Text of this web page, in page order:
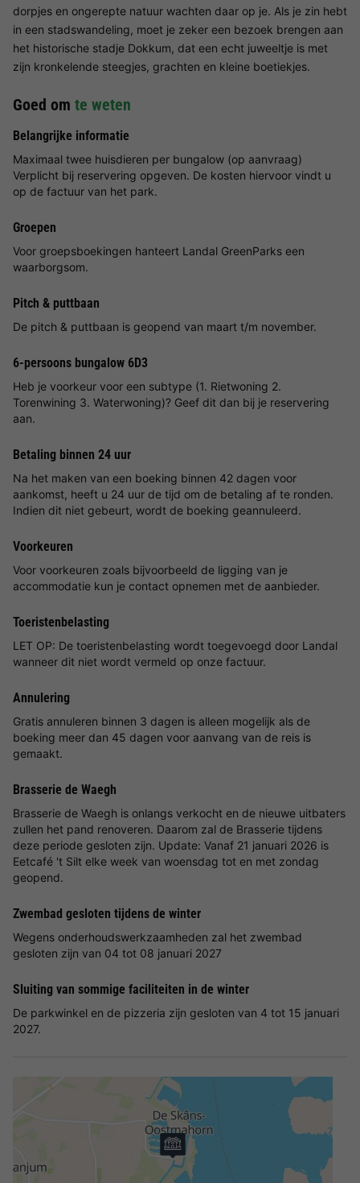
dorpjes en ongerepte natuur wachten daar op je. Als je zin hebt
in een stadswandeling, moet je zeker een bezoek brengen aan
het historische stadje Dokkum, dat een echt juweeltje is met
zijn kronkelende steegjes, grachten en kleine boetiekjes.
Goed om te weten
Belangrijke informatie
Maximaal twee huisdieren per bungalow (op aanvraag)
Verplicht bij reservering opgeven. De kosten hiervoor vindt u
op de factuur van het park.
Groepen
Voor groepsboekingen hanteert Landal GreenParks een
waarborgsom.
Pitch & puttbaan
De pitch & puttbaan is geopend van maart t/m november.
6-persoons bungalow 6D3
Heb je voorkeur voor een subtype (1. Rietwoning 2.
Torenwining 3. Waterwoning)? Geef dit dan bij je reservering
aan.
Betaling binnen 24 uur
Na het maken van een boeking binnen 42 dagen voor
aankomst, heeft u 24 uur de tijd om de betaling af te ronden.
Indien dit niet gebeurt, wordt de boeking geannuleerd.
Voorkeuren
Voor voorkeuren zoals bijvoorbeeld de ligging van je
accommodatie kun je contact opnemen met de aanbieder.
Toeristenbelasting
LET OP: De toeristenbelasting wordt toegevoegd door Landal
wanneer dit niet wordt vermeld op onze factuur.
Annulering
Gratis annuleren binnen 3 dagen is alleen mogelijk als de
boeking meer dan 45 dagen voor aanvang van de reis is
gemaakt.
Brasserie de Waegh
Brasserie de Waegh is onlangs verkocht en de nieuwe uitbaters
zullen het pand renoveren. Daarom zal de Brasserie tijdens
deze periode gesloten zijn. Update: Vanaf 21 januari 2026 is
Eetcafé 't Silt elke week van woensdag tot en met zondag
geopend.
Zwembad gesloten tijdens de winter
Wegens onderhoudswerkzaamheden zal het zwembad
gesloten zijn van 04 tot 08 januari 2027
Sluiting van sommige faciliteiten in de winter
De parkwinkel en de pizzeria zijn gesloten van 4 tot 15 januari
2027.